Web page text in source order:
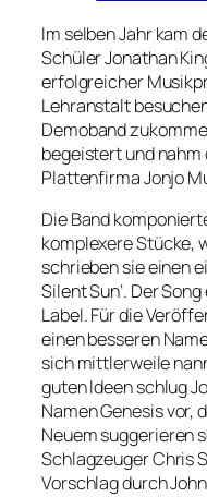
Im selben Jahr kam
Schüler Jonathan
erfolgreicher
Lehranstalt
Demoband
begeistert und nahm
Plattenfirma Jonjo
Die Band
komplexere Stücke,
schrieben sie einen
Silent Sun‘. Der
Label. Für die
einen besseren
sich mittlerweile
guten Ideen schlug
Namen Genesis vor,
Neuem suggerieren
Schlagzeuger Chris
Vorschlag durch